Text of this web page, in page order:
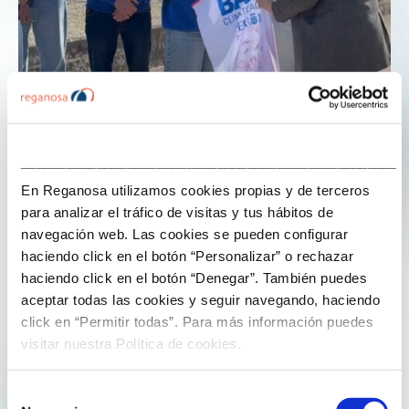
En Reganosa utilizamos cookies propias y de terceros
para analizar el tráfico de visitas y tus hábitos de
navegación web. Las cookies se pueden configurar
haciendo click en el botón “Personalizar” o rechazar
haciendo click en el botón “Denegar”. También puedes
aceptar todas las cookies y seguir navegando, haciendo
click en “Permitir todas”. Para más información puedes
visitar nuestra Política de cookies.
Reganosa felicita ao Uni Ferrol pola súa
excelente tempada na elite
Humildade e traballo.
Ese é o lema deste Uni, que con tanto esforzo, paixón e
constancia fai que miles de ferroláns soñemos cos
playoffs. Agora máis que nunca, unímonos ante un